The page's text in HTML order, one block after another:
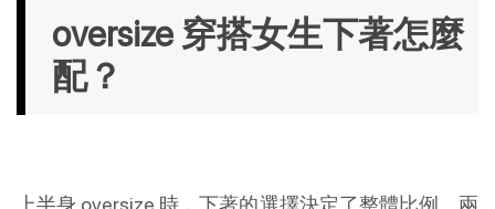
oversize 穿搭女生下著怎麼
配？
上半身 oversize 時，下著的選擇決定了整體比例。兩